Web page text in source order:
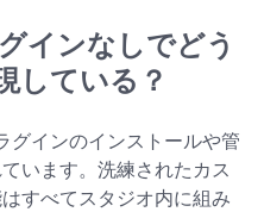
インなしでどう
している？
グインのインストールや管
います。洗練されたカス
すべてスタジオ内に組み